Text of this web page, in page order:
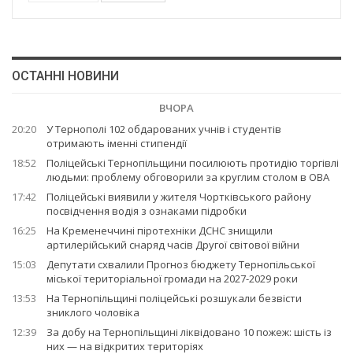
ОСТАННІ НОВИНИ
ВЧОРА
20:20
У Тернополі 102 обдарованих учнів і студентів
отримають іменні стипендії
18:52
Поліцейські Тернопільщини посилюють протидію торгівлі
людьми: проблему обговорили за круглим столом в ОВА
17:42
Поліцейські виявили у жителя Чортківського району
посвідчення водія з ознаками підробки
16:25
На Кременеччині піротехніки ДСНС знищили
артилерійський снаряд часів Другої світової війни
15:03
Депутати схвалили Прогноз бюджету Тернопільської
міської територіальної громади на 2027-2029 роки
13:53
На Тернопільщині поліцейські розшукали безвісти
зниклого чоловіка
12:39
За добу на Тернопільщині ліквідовано 10 пожеж: шість із
них — на відкритих територіях